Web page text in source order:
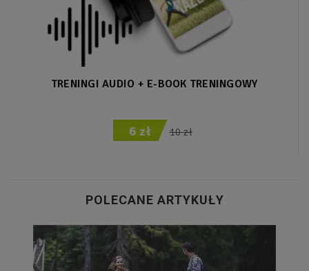
TRENINGI AUDIO + E-BOOK TRENINGOWY
6 zł 10 zł
POLECANE ARTYKUŁY